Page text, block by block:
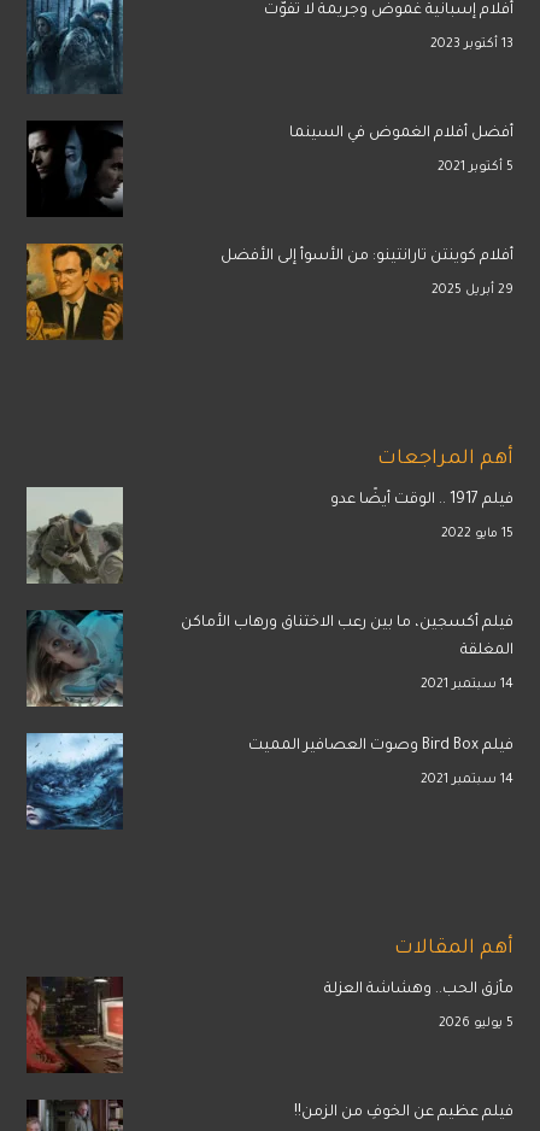
أفلام إسبانية غموض وجريمة لا تفوّت
13 أكتوبر 2023
أفضل أفلام الغموض في السينما
5 أكتوبر 2021
أفلام كوينتن تارانتينو: من الأسوأ إلى الأفضل
29 أبريل 2025
أهم المراجعات
فيلم 1917 .. الوقت أيضًا عدو
15 مايو 2022
فيلم أكسجين، ما بين رعب الاختناق ورهاب الأماكن
المغلقة
14 سبتمبر 2021
فيلم Bird Box وصوت العصافير المميت
14 سبتمبر 2021
أهم المقالات
مأزق الحب.. وهشاشة العزلة
5 يوليو 2026
فيلم عظيم عن الخوفِ من الزمن!!